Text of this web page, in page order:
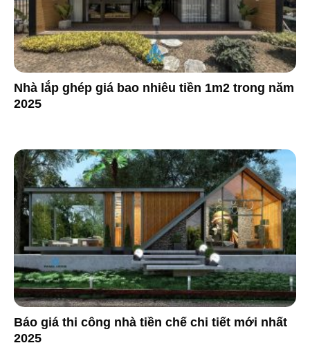
Nhà lắp ghép giá bao nhiêu tiền 1m2 trong năm
2025
Báo giá thi công nhà tiền chế chi tiết mới nhất
2025